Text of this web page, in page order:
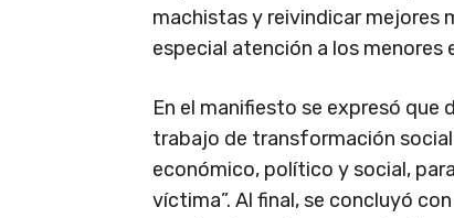
machistas y reivindicar mejores
especial atención a los menores
En el manifiesto se expresó que
trabajo de transformación
económico, político y social,
víctima”. Al final, se concluyó